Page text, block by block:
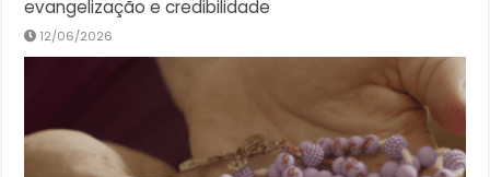
evangelização e credibilidade
12/06/2026